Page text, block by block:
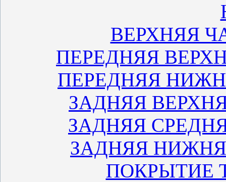
ВЕРХНЯЯ
ПЕРЕДНЯЯ
ПЕРЕДНЯЯ
ЗАДНЯЯ
ЗАДНЯЯ
ЗАДНЯЯ
ПОКРЫТИЕ